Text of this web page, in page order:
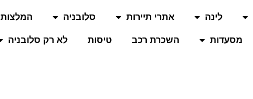
לינה אתרי תיירות סלובניה המלצות
מסעדות השכרת רכב טיסות לא רק סלובניה